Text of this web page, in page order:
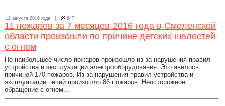
12 августа 2016 года | 647
11 пожаров за 7 месяцев 2016 года в Смоленской
области произошли по причине детских шалостей
с огнем
Но наибольшее число пожаров произошло из-за нарушения правил
устройства и эксплуатации электрооборудования. Это явилось
причиной 170 пожаров. Из-за нарушения правил устройства и
эксплуатации печей произошло 86 пожаров. Неосторожное
обращение с огнем...